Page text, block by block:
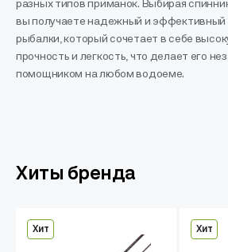
разных типов приманок. Выбирая
вы получаете надежный и эффективный
рыбалки, который сочетает в себе
прочность и легкость, что делает его
помощником на любом водоеме.
Хиты бренда
Хит Хит